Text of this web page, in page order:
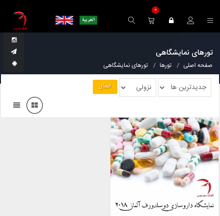
0
تورهای نمایشگاهی
صفحه اصلی تورها تورهای نمایشگاهی
اعمال